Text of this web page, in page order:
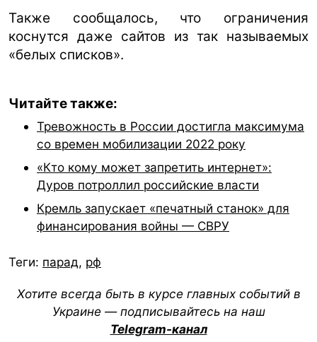
Также сообщалось, что ограничения
коснутся даже сайтов из так называемых
«белых списков».
Читайте также:
Тревожность в России достигла максимума
со времен мобилизации 2022 року
«Кто кому может запретить интернет»:
Дуров потроллил российские власти
Кремль запускает «печатный станок» для
финансирования войны — СВРУ
Теги: парад, рф
Хотите всегда быть в курсе главных событий в
Украине — подписывайтесь на наш
Telegram-канал